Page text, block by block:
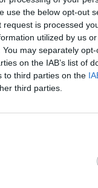
use the below opt-out
is processed
utilized by us
may separately
on the IAB’s list of
to third parties on the
third parties.
los ya
English Football
de venta forzosa
Abramovich
ha calificado
lamentado la
ente y de los
publicar el